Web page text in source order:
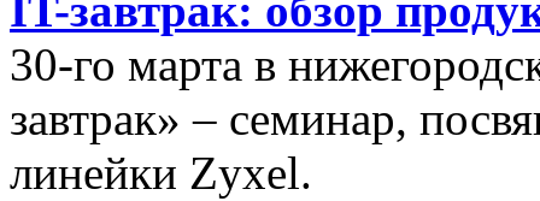
IT-завтрак: обзор
30-го марта в
завтрак» – семинар,
линейки Zyxel.